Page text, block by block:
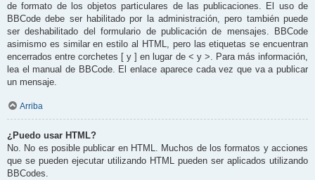
de formato de los objetos particulares de las publicaciones. El uso de
BBCode debe ser habilitado por la administración, pero también puede
ser deshabilitado del formulario de publicación de mensajes. BBCode
asimismo es similar en estilo al HTML, pero las etiquetas se encuentran
encerrados entre corchetes [ y ] en lugar de < y >. Para más información,
lea el manual de BBCode. El enlace aparece cada vez que va a publicar
un mensaje.
Arriba
¿Puedo usar HTML?
No. No es posible publicar en HTML. Muchos de los formatos y acciones
que se pueden ejecutar utilizando HTML pueden ser aplicados utilizando
BBCodes.